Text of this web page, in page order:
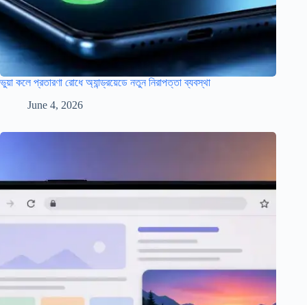
ভুয়া কলে প্রতারণা রোধে অ্যান্ড্রয়েডে নতুন নিরাপত্তা ব্যবস্থা
June 4, 2026